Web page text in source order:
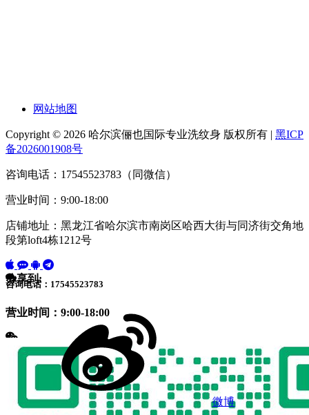
网站地图
Copyright © 2026 哈尔滨俪也国际专业洗纹身 版权所有 | 黑ICP
备2026001908号
咨询电话：17545523783（同微信）
营业时间：9:00-18:00
店铺地址：黑龙江省哈尔滨市南岗区哈西大街与同济街交角地
段第loft4栋1212号
咨询电话：17545523783
营业时间：9:00-18:00
分享到:
微博